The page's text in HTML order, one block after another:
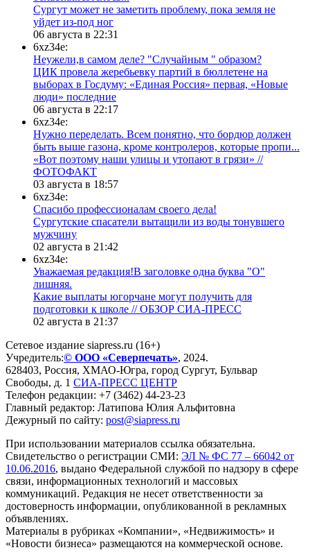
Сургут может не заметить проблему, пока земля не
уйдет из-под ног
06 августа в 22:31
6xz34e:
Неужели,в самом деле? "Случайным " образом?
ЦИК провела жеребьевку партий в бюллетене на
выборах в Госдуму: «Единая Россия» первая, «Новые
люди» последние
06 августа в 22:17
6xz34e:
Нужно переделать. Всем понятно, что бордюр должен
быть выше газона, кроме контролеров, которые пропи...
«Вот поэтому наши улицы и утопают в грязи» //
ФОТОФАКТ
03 августа в 18:57
6xz34e:
Спасибо профессионалам своего дела!
Сургутские спасатели вытащили из воды тонувшего
мужчину
02 августа в 21:42
6xz34e:
Уважаемая редакция!В заголовке одна буква "О"
лишняя.
Какие выплаты югорчане могут получить для
подготовки к школе // ОБЗОР СИА-ПРЕСС
02 августа в 21:37
Сетевое издание siapress.ru (16+)
Учредитель:© ООО «Северпечать», 2024.
628403, Россия, ХМАО-Югра, город Сургут, Бульвар
Свободы, д. 1 СИА-ПРЕСС ЦЕНТР
Телефон редакции: +7 (3462) 44-23-23
Главный редактор: Латипова Юлия Альфитовна
Дежурный по сайту: post@siapress.ru
При использовании материалов ссылка обязательна.
Свидетельство о регистрации СМИ: ЭЛ № ФС 77 – 66042 от
10.06.2016, выдано Федеральной службой по надзору в сфере
связи, информационных технологий и массовых
коммуникаций. Редакция не несет ответственности за
достоверность информации, опубликованной в рекламных
объявлениях.
Материалы в рубриках «Компании», «Недвижимость» и
«Новости бизнеса» размещаются на коммерческой основе.